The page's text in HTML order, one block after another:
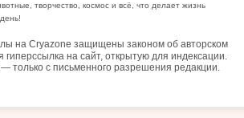
творчество, космос и всё, что делает жизнь
на Cryazone защищены законом об авторском
на сайт, открытую для индексации.
только с письменного разрешения редакции.